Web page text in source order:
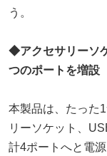
う。
◆アクセサリーソ
つのポートを増設
本製品は、たった
リーソケット、
計4ポートへと電